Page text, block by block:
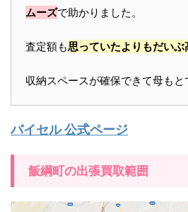
ムーズで助かりました。
査定額も思っていたよりもだい
収納スペースが確保できて母もと
バイセル 公式ページ
飯綱町の出張買取範囲